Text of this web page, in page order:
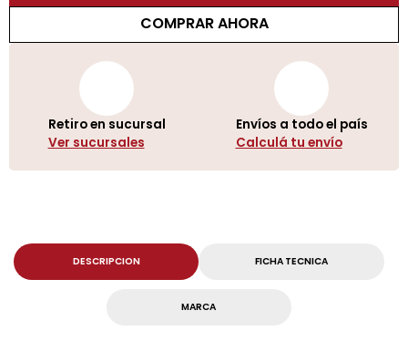
COMPRAR AHORA
Retiro en sucursal
Ver sucursales
Envíos a todo el país
Calculá tu envío
DESCRIPCION FICHA TECNICA
MARCA